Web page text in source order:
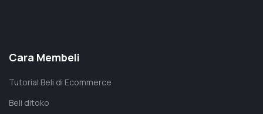
Cara Membeli
Tutorial Beli di Ecommerce
Beli ditoko